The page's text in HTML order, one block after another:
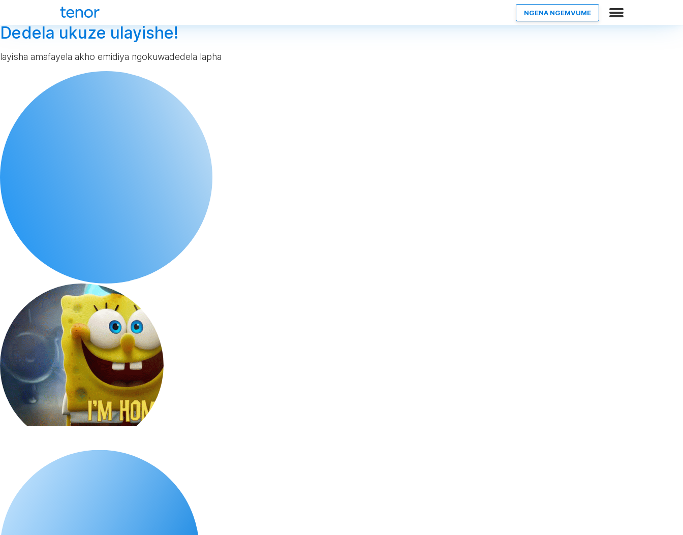
NGENA NGEMVUME
Dedela ukuze ulayishe!
layisha amafayela akho emidiya ngokuwadedela lapha